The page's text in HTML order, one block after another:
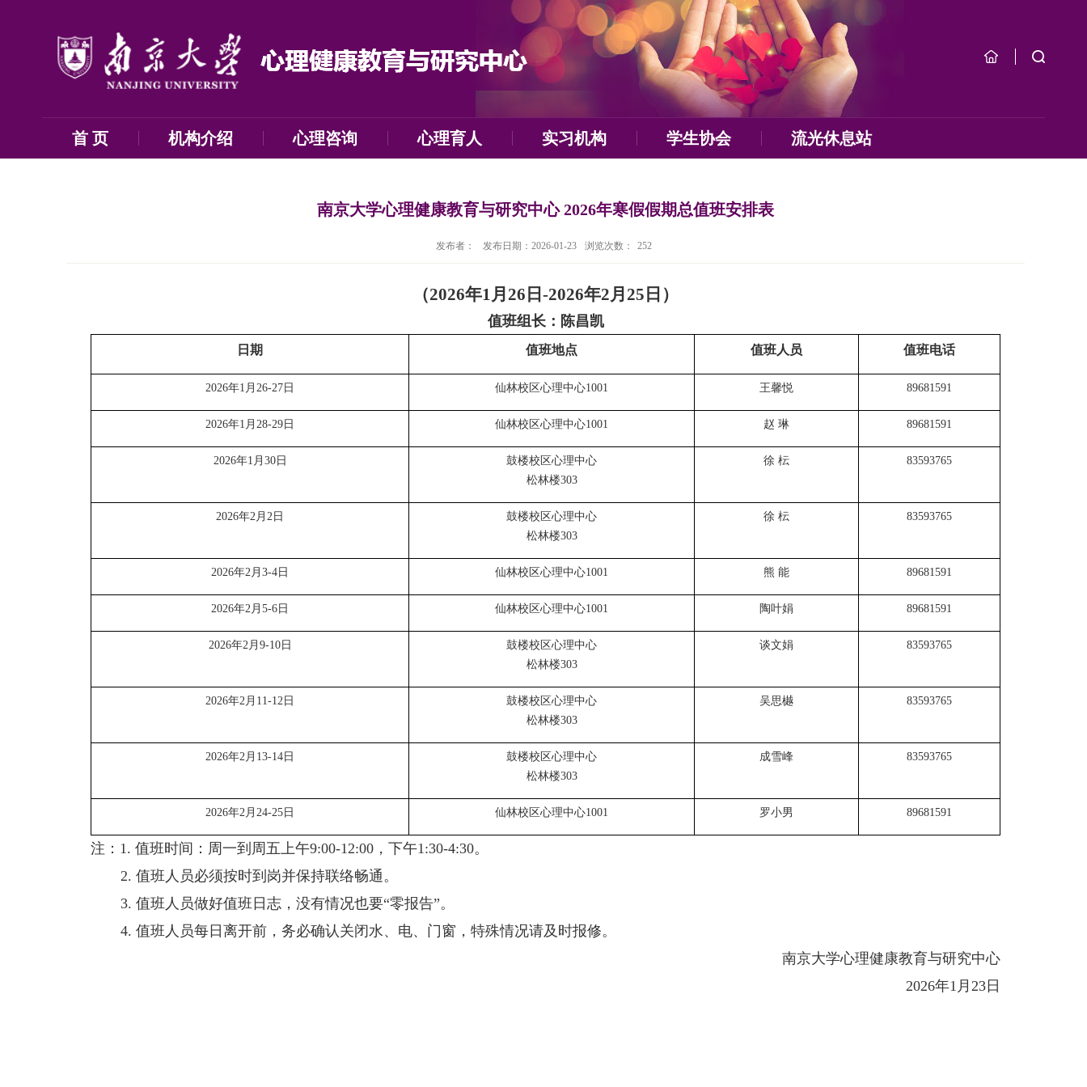
首 页 机构介绍 心理咨询 心理育人 实习机构 学生协会 流光休息站
南京大学心理健康教育与研究中心 2026年寒假假期总值班安排表
发布者： 发布日期：2026-01-23 浏览次数： 252
（2026年1月 26 日 -2026年2月 25 日）
值班组长：陈昌凯
日期 值班地点 值班人员 值班电话
2026年1 月 26-27 日 仙林校区心理中心1001 王馨悦 89681591
2026年1 月 28-29 日 仙林校区心理中心1001 赵 琳 89681591
2026年1 月 30日
鼓楼校区心理中心
松林楼303
徐 枟 83593765
2026年2月 2 日
鼓楼校区心理中心
松林楼303
徐 枟 83593765
2026年2月 3-4 日 仙林校区心理中心1001 熊 能 89681591
2026年2月 5-6 日 仙林校区心理中心1001 陶叶娟 89681591
2026年2月 9-10日
鼓楼校区心理中心
松林楼303
谈文娟 83593765
2026年2月 11-12 日
鼓楼校区心理中心
松林楼303
吴思樾 83593765
2026年2月 13-14 日
鼓楼校区心理中心
松林楼303
成雪峰 83593765
2026年2月 24-25 日 仙林校区心理中心1001 罗小男 89681591
注： 1. 值班时间：周一到周五上午9:00-12:00 ，下午1:30-4:30。
2.值班人员必须按时到岗并保持联络畅通。
3.值班人员做好值班日志，没有情况也要“零报告”。
4.值班人员每日离开前，务必确认关闭水、电、门窗，特殊情况请及时报修。
南京大学心理健康教育与研究中心
2026年1 月 23 日